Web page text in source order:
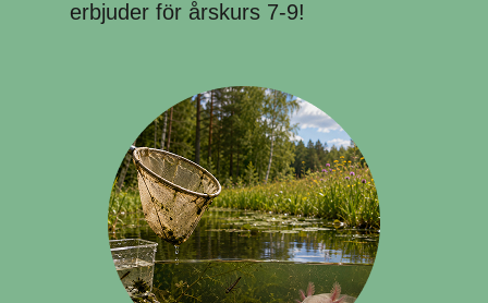
erbjuder för årskurs 7-9!